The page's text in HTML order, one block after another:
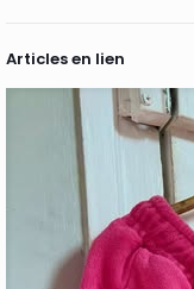
Articles en lien